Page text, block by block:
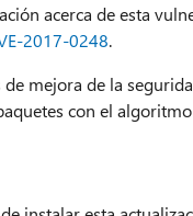
acerca de esta
2017-0248.
mejora de la
con el algoritmo